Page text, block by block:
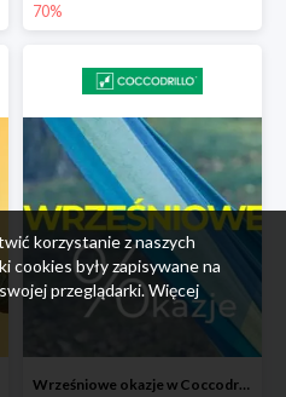
70%
Wrześniowe okazje w Coccodrillo do -50%
korzystanie z naszych
cookies były zapisywane na
przeglądarki. Więcej